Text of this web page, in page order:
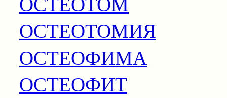
ОСТЕОТОМИЯ
ОСТЕОФИМА
ОСТЕОФИТ